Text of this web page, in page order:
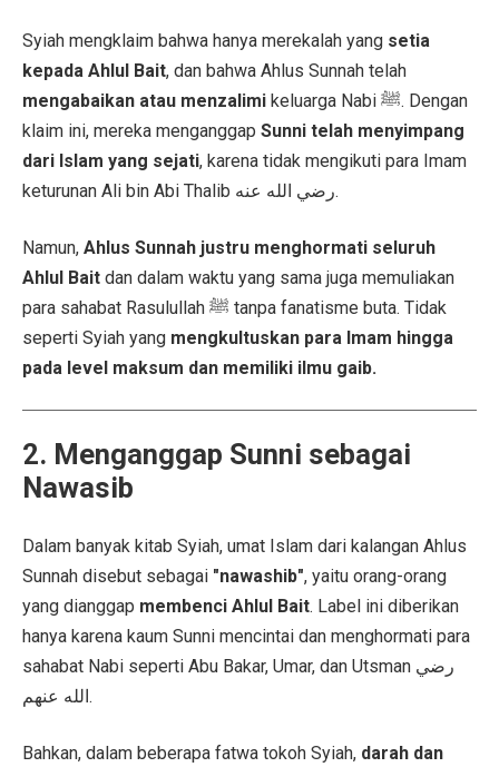
Syiah mengklaim bahwa hanya merekalah yang setia
kepada Ahlul Bait, dan bahwa Ahlus Sunnah telah
mengabaikan atau menzalimi keluarga Nabi ﷺ. Dengan
klaim ini, mereka menganggap Sunni telah menyimpang
dari Islam yang sejati, karena tidak mengikuti para Imam
keturunan Ali bin Abi Thalib رضي الله عنه.
Namun, Ahlus Sunnah justru menghormati seluruh
Ahlul Bait dan dalam waktu yang sama juga memuliakan
para sahabat Rasulullah ﷺ tanpa fanatisme buta. Tidak
seperti Syiah yang mengkultuskan para Imam hingga
pada level maksum dan memiliki ilmu gaib.
2. Menganggap Sunni sebagai
Nawasib
Dalam banyak kitab Syiah, umat Islam dari kalangan Ahlus
Sunnah disebut sebagai "nawashib", yaitu orang-orang
yang dianggap membenci Ahlul Bait. Label ini diberikan
hanya karena kaum Sunni mencintai dan menghormati para
sahabat Nabi seperti Abu Bakar, Umar, dan Utsman رضي
الله عنهم.
Bahkan, dalam beberapa fatwa tokoh Syiah, darah dan